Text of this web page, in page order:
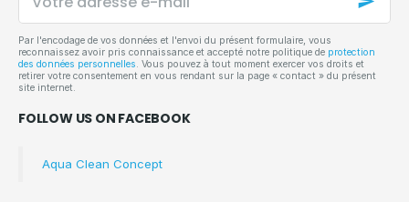
adresse
e-
mail
Par l'encodage de vos données et l'envoi du présent formulaire, vous
reconnaissez avoir pris connaissance et accepté notre politique de protection
des données personnelles. Vous pouvez à tout moment exercer vos droits et
retirer votre consentement en vous rendant sur la page « contact » du présent
site internet.
FOLLOW US ON FACEBOOK
Aqua Clean Concept